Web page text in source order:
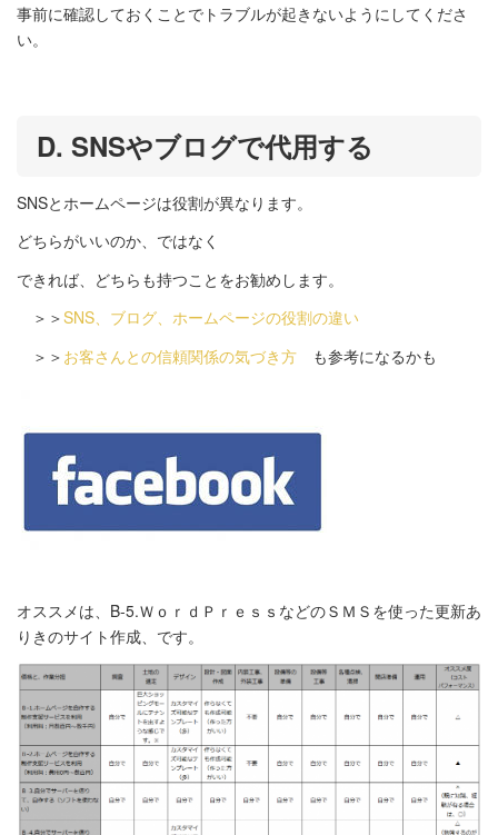
事前に確認しておくことでトラブルが起きないようにしてくださ
い。
D. SNSやブログで代用する
SNSとホームページは役割が異なります。
どちらがいいのか、ではなく
できれば、どちらも持つことをお勧めします。
＞＞SNS、ブログ、ホームページの役割の違い
＞＞ お客さんとの信頼関係の気づき方 も参考になるかも
オススメは、B-5.ＷｏｒｄＰｒｅｓｓなどのＳＭＳを使った更新あ
りきのサイト作成、です。